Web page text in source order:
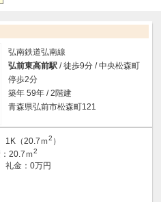
弘南鉄道弘南線
弘前東高前駅 / 徒歩9分 / 中央松森町
停歩2分
築年 59年 / 2階建
青森県弘前市松森町121
1K（20.7ｍ2 ）
20.7ｍ2
金：0万円